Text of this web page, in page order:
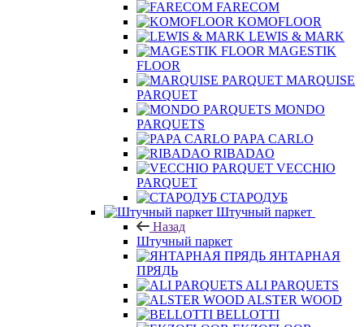
FARECOM
KOMOFLOOR
LEWIS & MARK
MAGESTIK
FLOOR
MARQUISE
PARQUET
MONDO
PARQUETS
PAPA CARLO
RIBADAO
VECCHIO
PARQUET
СТАРОДУБ
Штучный паркет
Назад
Штучный паркет
ЯНТАРНАЯ
ПРЯДЬ
ALI PARQUETS
ALSTER WOOD
BELLOTTI